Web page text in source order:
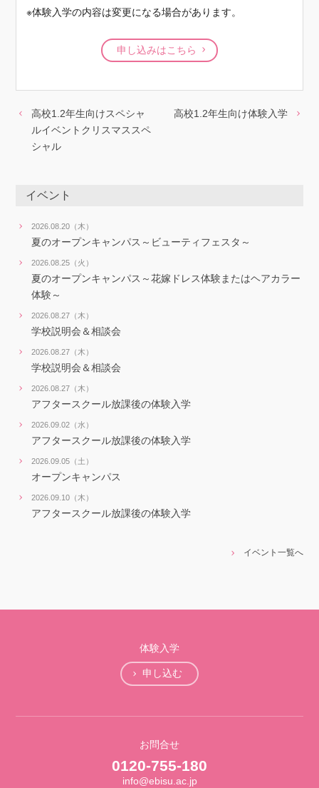
※体験入学の内容は変更になる場合があります。
申し込みはこちら
高校1.2年生向けスペシャ
ルイベントクリスマススペ
シャル
高校1.2年生向け体験入学
イベント
2026.08.20（木）
夏のオープンキャンパス～ビューティフェスタ～
2026.08.25（火）
夏のオープンキャンパス～花嫁ドレス体験またはヘアカラー
体験～
2026.08.27（木）
学校説明会＆相談会
2026.08.27（木）
学校説明会＆相談会
2026.08.27（木）
アフタースクール放課後の体験入学
2026.09.02（水）
アフタースクール放課後の体験入学
2026.09.05（土）
オープンキャンパス
2026.09.10（木）
アフタースクール放課後の体験入学
イベント一覧へ
体験入学
申し込む
お問合せ
0120-755-180
info@ebisu.ac.jp